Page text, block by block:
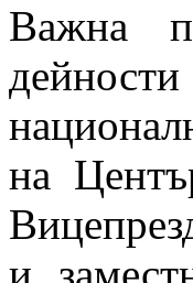
Важна
на
и